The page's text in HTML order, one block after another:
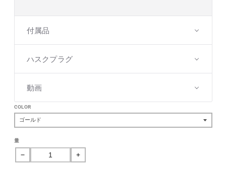
付属品
ハスクプラグ
動画
COLOR
量
コ
コ